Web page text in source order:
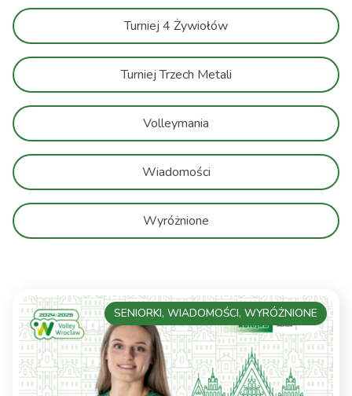
Turniej 4 Żywiołów
Turniej Trzech Metali
Volleymania
Wiadomości
Wyróżnione
SENIORKI, WIADOMOŚCI, WYRÓŻNIONE